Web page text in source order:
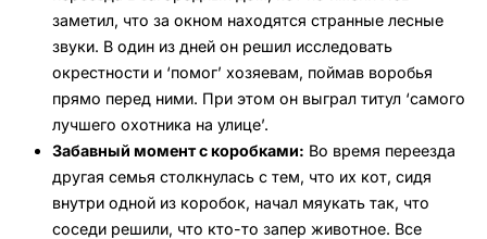
заметил, что за окном находятся странные лесные
звуки. В один из дней он решил исследовать
окрестности и ‘помог’ хозяевам, поймав воробья
прямо перед ними. При этом он выграл титул ‘самого
лучшего охотника на улице’.
Забавный момент с коробками: Во время переезда
другая семья столкнулась с тем, что их кот, сидя
внутри одной из коробок, начал мяукать так, что
соседи решили, что кто-то запер животное. Все